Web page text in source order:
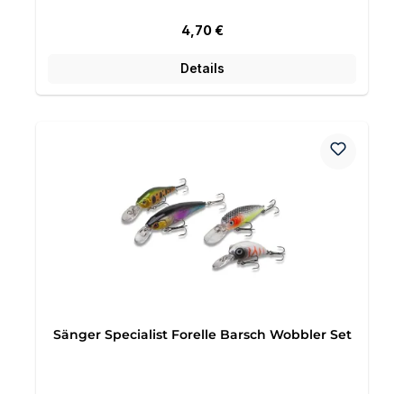
Regulärer Preis:
4,70 €
Details
Sänger Specialist Forelle Barsch Wobbler Set